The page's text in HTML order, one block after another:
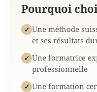
Pourquoi
✓ Une méthode
et ses résultats
✓ Une formatrice
professionnelle
✓ Une formation